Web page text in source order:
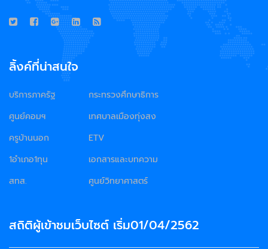
ลิ้งค์ที่น่าสนใจ
บริการภาครัฐ
ศูนย์คอมฯ
ครูบ้านนอก
1อำเภอ1ทุน
สทส.
กระทรวงศึกษาธิการ
เทศบาลเมืองทุ่งสง
ETV
เอกสารและบทความ
ศูนย์วิทยาศาสตร์
สถิติผู้เข้าชมเว็บไซต์ เริ่ม01/04/2562